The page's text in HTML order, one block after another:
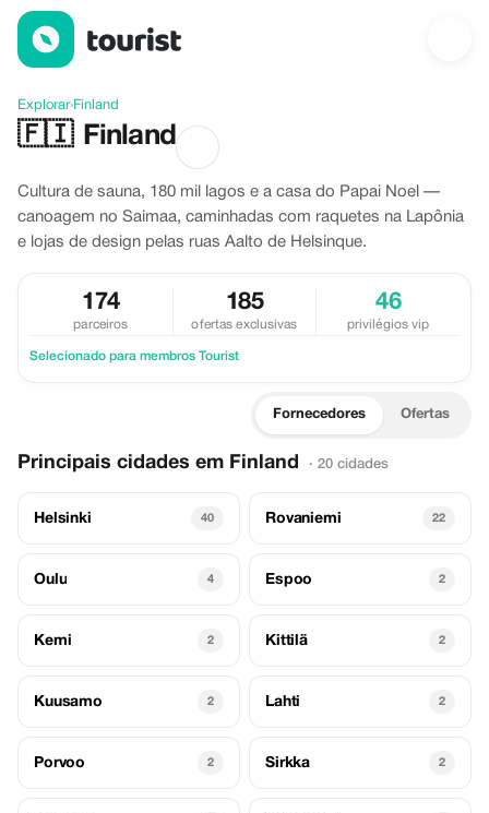
Descubra Finland
Explorar›Finland
🇫🇮 Finland
Cultura de sauna, 180 mil lagos e a casa do Papai Noel —
canoagem no Saimaa, caminhadas com raquetes na Lapônia
e lojas de design pelas ruas Aalto de Helsinque.
174
parceiros
185
ofertas exclusivas
46
privilégios vip
Selecionado para membros Tourist
Fornecedores Ofertas
Principais cidades em Finland · 20 cidades
Helsinki 40 Rovaniemi 22
Oulu 4 Espoo 2
Kemi 2 Kittilä 2
Kuusamo 2 Lahti 2
Porvoo 2 Sirkka 2